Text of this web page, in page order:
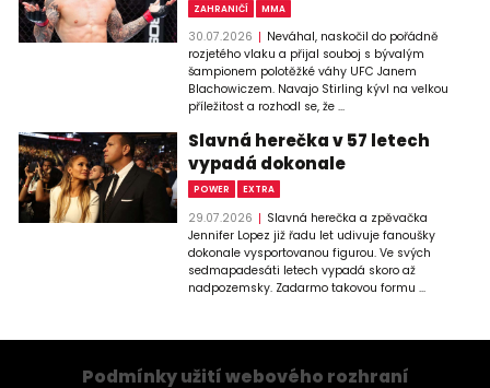
ZAHRANIČÍ MMA
30.07.2026
Neváhal, naskočil do pořádně
rozjetého vlaku a přijal souboj s bývalým
šampionem polotěžké váhy UFC Janem
Blachowiczem. Navajo Stirling kývl na velkou
příležitost a rozhodl se, že ...
Slavná herečka v 57 letech
vypadá dokonale
POWER EXTRA
29.07.2026
Slavná herečka a zpěvačka
Jennifer Lopez již řadu let udivuje fanoušky
dokonale vysportovanou figurou. Ve svých
sedmapadesáti letech vypadá skoro až
nadpozemsky. Zadarmo takovou formu ...
Podmínky užití webového rozhraní